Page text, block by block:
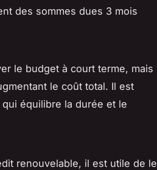
des sommes dues 3 mois
le budget à court terme, mais
le coût total. Il est
équilibre la durée et le
renouvelable, il est utile de le